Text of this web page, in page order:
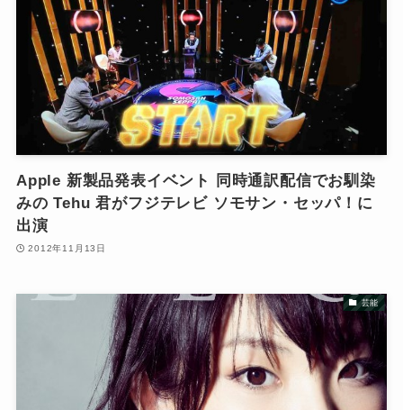
Apple 新製品発表イベント 同時通訳配信でお馴染
みの Tehu 君がフジテレビ ソモサン・セッパ！に
出演
2012年11月13日
芸能